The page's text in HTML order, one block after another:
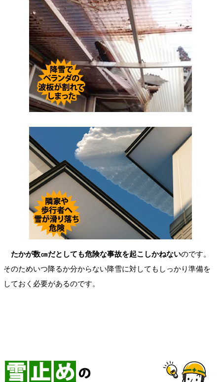
たかが数㎝だとしても危険な事故を起こしかねないのです。
そのためいつ降るか分からない降雪に対してもしっかり準備を
しておく必要があるのです。